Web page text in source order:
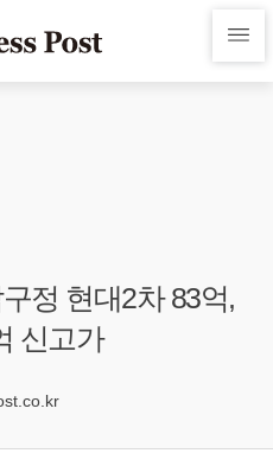
정 현대2차 83억,
신고가